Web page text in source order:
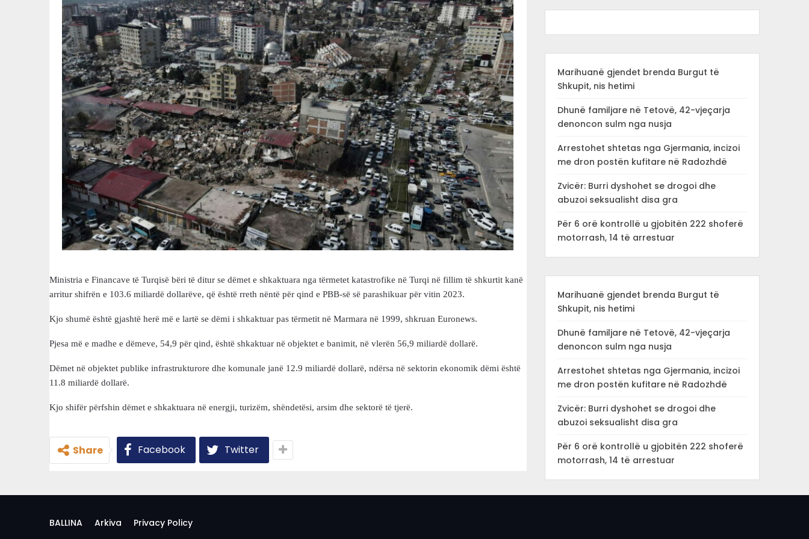
Ministria e Financave të Turqisë bëri të ditur se dëmet e shkaktuara nga tërmetet katastrofike në Turqi në fillim të shkurtit kanë
arritur shifrën e 103.6 miliardë dollarëve, që është rreth nëntë për qind e PBB-së së parashikuar për vitin 2023.
Kjo shumë është gjashtë herë më e lartë se dëmi i shkaktuar pas tërmetit në Marmara në 1999, shkruan Euronews.
Pjesa më e madhe e dëmeve, 54,9 për qind, është shkaktuar në objektet e banimit, në vlerën 56,9 miliardë dollarë.
Dëmet në objektet publike infrastrukturore dhe komunale janë 12.9 miliardë dollarë, ndërsa në sektorin ekonomik dëmi është
11.8 miliardë dollarë.
Kjo shifër përfshin dëmet e shkaktuara në energji, turizëm, shëndetësi, arsim dhe sektorë të tjerë.
Share Facebook Twitter
Marihuanë gjendet brenda Burgut të
Shkupit, nis hetimi
Dhunë familjare në Tetovë, 42-vjeçarja
denoncon sulm nga nusja
Arrestohet shtetas nga Gjermania, incizoi
me dron postën kufitare në Radozhdë
Zvicër: Burri dyshohet se drogoi dhe
abuzoi seksualisht disa gra
Për 6 orë kontrollë u gjobitën 222 shoferë
motorrash, 14 të arrestuar
Marihuanë gjendet brenda Burgut të
Shkupit, nis hetimi
Dhunë familjare në Tetovë, 42-vjeçarja
denoncon sulm nga nusja
Arrestohet shtetas nga Gjermania, incizoi
me dron postën kufitare në Radozhdë
Zvicër: Burri dyshohet se drogoi dhe
abuzoi seksualisht disa gra
Për 6 orë kontrollë u gjobitën 222 shoferë
motorrash, 14 të arrestuar
BALLINA Arkiva Privacy Policy